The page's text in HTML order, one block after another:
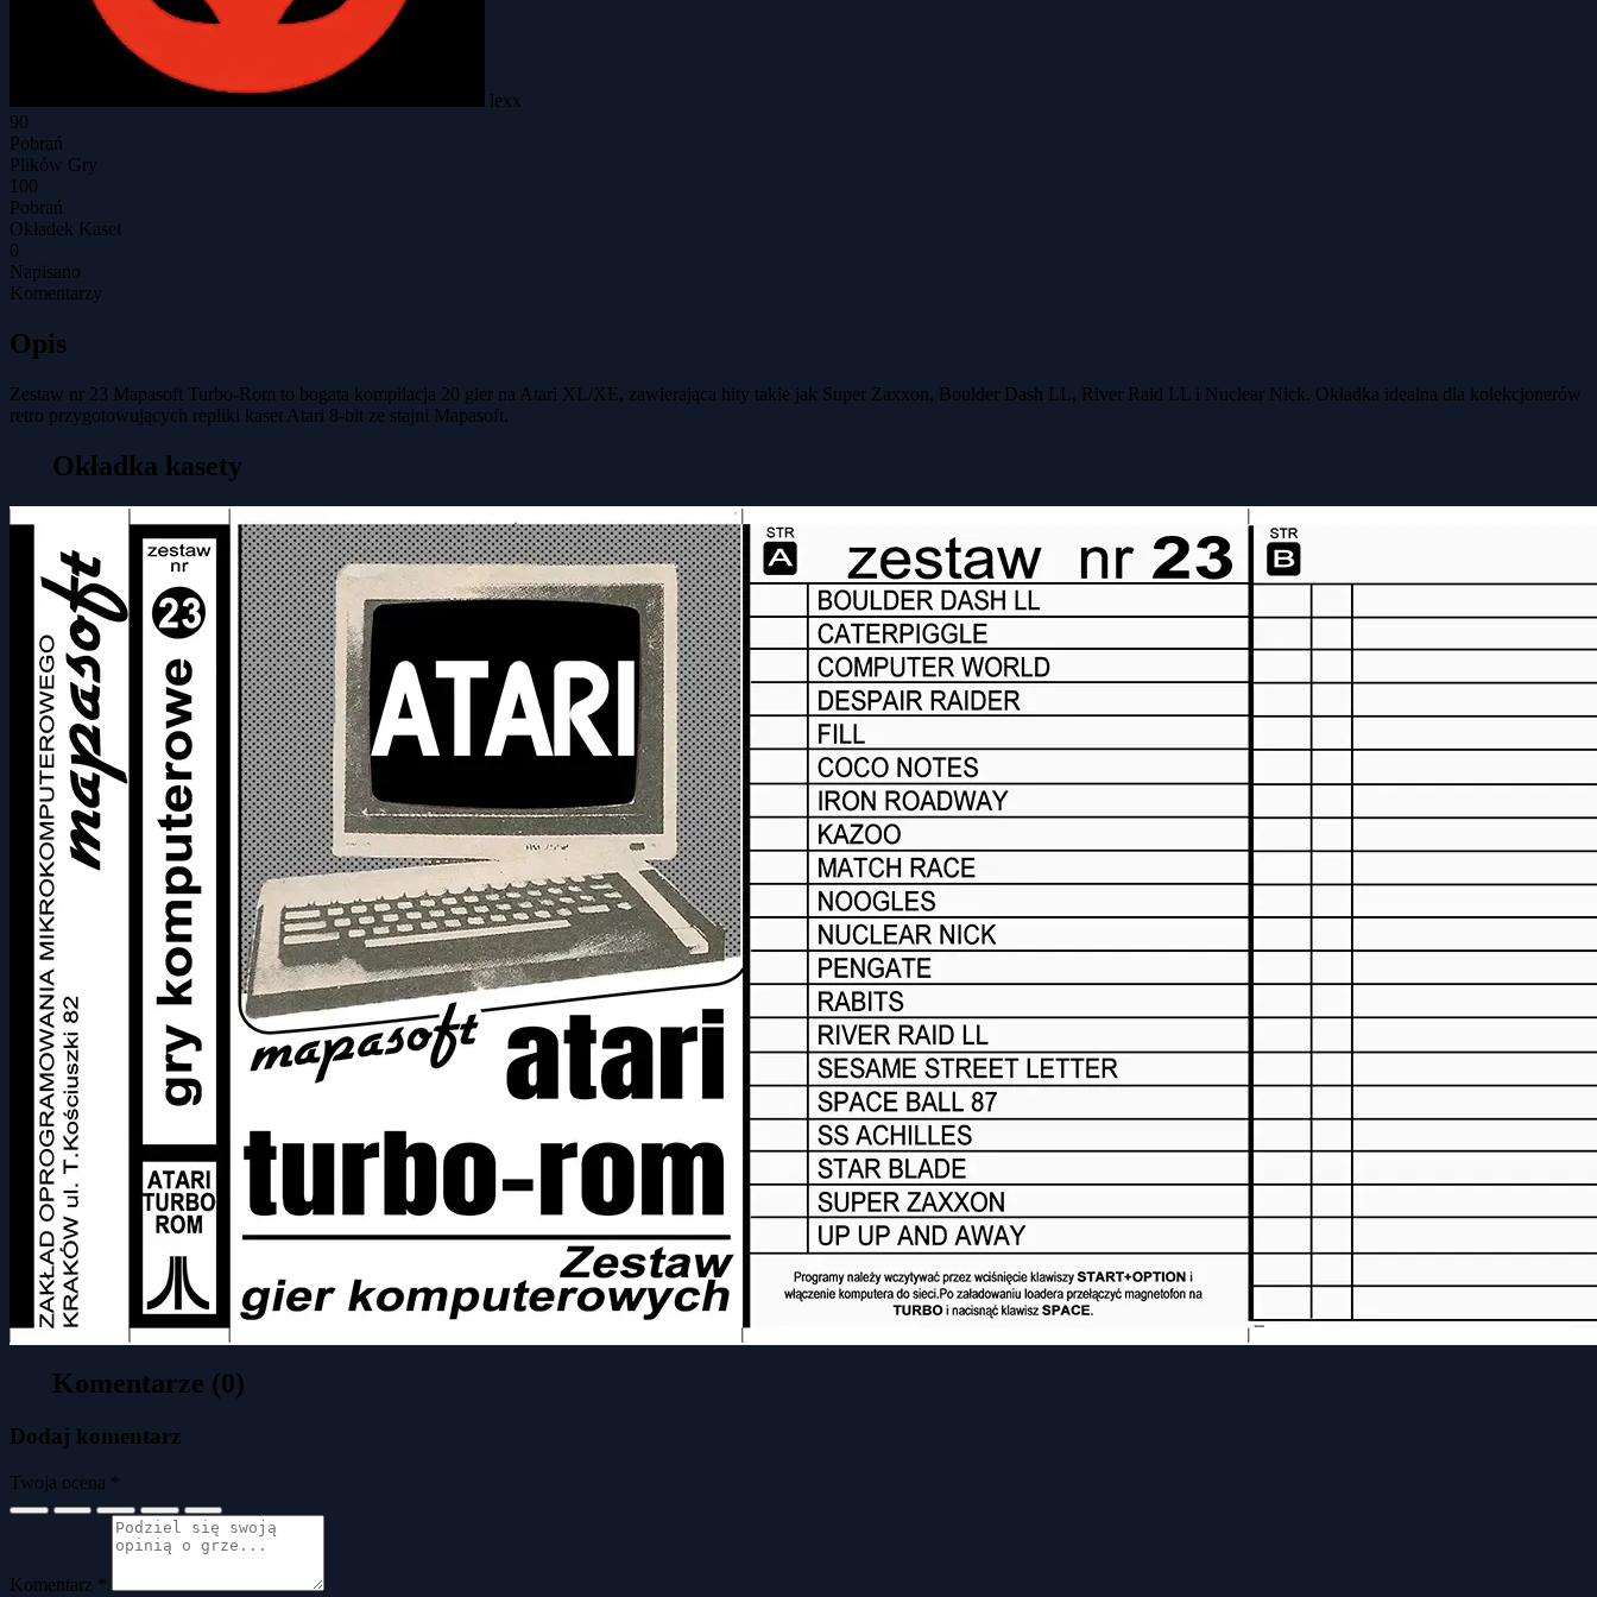
lexx
90
Pobrań
Plików Gry
100
Pobrań
Okładek Kaset
0
Napisano
Komentarzy
Opis
Zestaw nr 23 Mapasoft Turbo-Rom to bogata kompilacja 20 gier na Atari XL/XE, zawierająca hity takie jak Super Zaxxon, Boulder Dash LL, River Raid LL i Nuclear Nick. Okładka idealna dla kolekcjonerów
retro przygotowujących repliki kaset Atari 8-bit ze stajni Mapasoft.
Okładka kasety
Komentarze (0)
Dodaj komentarz
Twoja ocena *
Komentarz *